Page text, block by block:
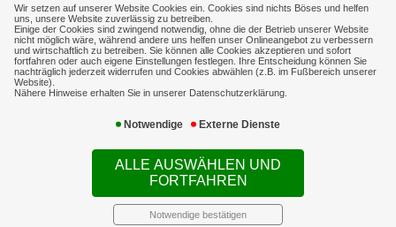
Wir setzen auf unserer Website Cookies ein. Cookies sind nichts Böses und helfen
uns, unsere Website zuverlässig zu betreiben.
Einige der Cookies sind zwingend notwendig, ohne die der Betrieb unserer Website
nicht möglich wäre, während andere uns helfen unser Onlineangebot zu verbessern
und wirtschaftlich zu betreiben. Sie können alle Cookies akzeptieren und sofort
fortfahren oder auch eigene Einstellungen festlegen. Ihre Entscheidung können Sie
nachträglich jederzeit widerrufen und Cookies abwählen (z.B. im Fußbereich unserer
Website).
Nähere Hinweise erhalten Sie in unserer Datenschutzerklärung.
Notwendige Externe Dienste
ALLE AUSWÄHLEN UND
FORTFAHREN
Notwendige bestätigen
leistet auch bei entgangenem Gewinn im
vereinbarten Haftungszeitraum z.B. durch
Kundenabwanderungen und entstandenen
Wettbewerbsnachteilen.
Weiterführende Informationen zu diesem
Thema finden Siehier